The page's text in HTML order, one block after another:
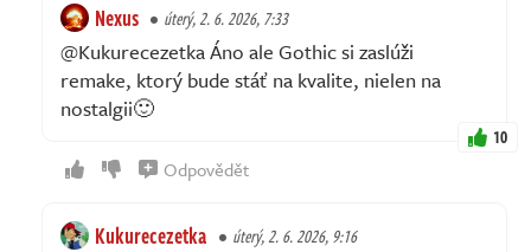
Nexus úterý, 2. 6. 2026, 7:33
@Kukurecezetka Áno ale Gothic si zaslúži
remake, ktorý bude stáť na kvalite, nielen na
nostalgii🙂
10
Odpovědět
Kukurecezetka úterý, 2. 6. 2026, 9:16